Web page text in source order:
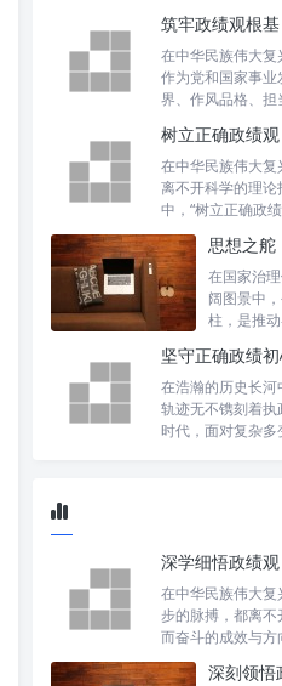
在中华民族伟大
作为党和国家事
界、作风品格、
在中华民族伟大
离不开科学的理
中，“树立正确政
在国家治
阔图景中
柱，是推
在浩瀚的历史长
轨迹无不镌刻着
时代，面对复杂
在中华民族伟大
步的脉搏，都离不
而奋斗的成效与